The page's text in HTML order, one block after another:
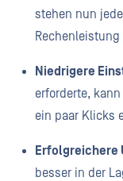
stehen nun
Niedrigere
erforderte,
ein paar Klicks
Erfolgreichere
besser in der